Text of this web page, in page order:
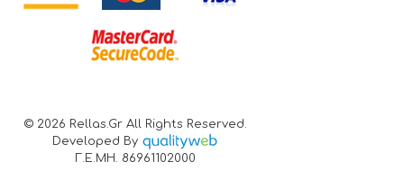
© 2026 Rellas.gr All Rights Reserved.
Developed By
Γ.Ε.ΜΗ. 86961102000